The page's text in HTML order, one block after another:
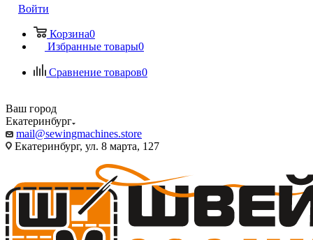
Войти
Корзина0
Избранные товары0
Сравнение товаров0
Ваш город
Екатеринбург
mail@sewingmachines.store
Екатеринбург, ул. 8 марта, 127